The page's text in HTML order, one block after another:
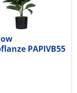
PAPIVB55
ro...